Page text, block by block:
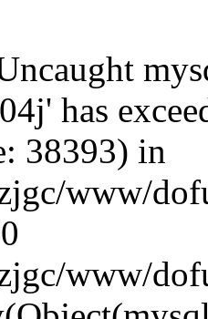
has
38393) in
www/
www/